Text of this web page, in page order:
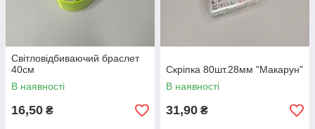
Світловідбиваючий браслет
40см
В наявності
16,50 ₴
Скріпка 80шт.28мм "Макарун"
В наявності
31,90 ₴